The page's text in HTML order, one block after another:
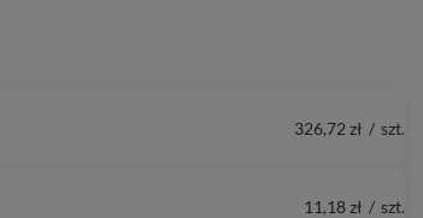
326,72 zł / szt.
11,18 zł / szt.